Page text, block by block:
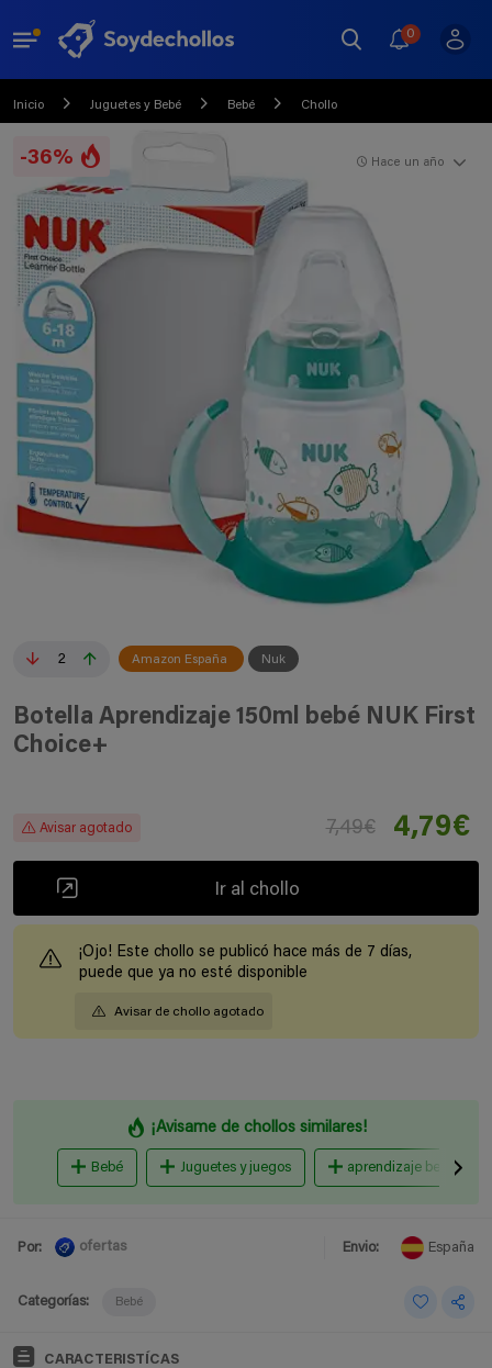
0
Inicio Juguetes y Bebé Bebé Chollo
-36%
2 Amazon España Nuk
Hace un año
Botella Aprendizaje 150ml bebé NUK First
Choice+
Avisar agotado 7,49€ 4,79€
Ir al chollo
¡Ojo! Este chollo se publicó hace más de 7 días,
puede que ya no esté disponible
Avisar de chollo agotado
¡Avisame de chollos similares!
Bebé Juguetes y juegos aprendizaje bebe
Por: ofertas Envio: España
Categorías: Bebé
CARACTERISTÍCAS